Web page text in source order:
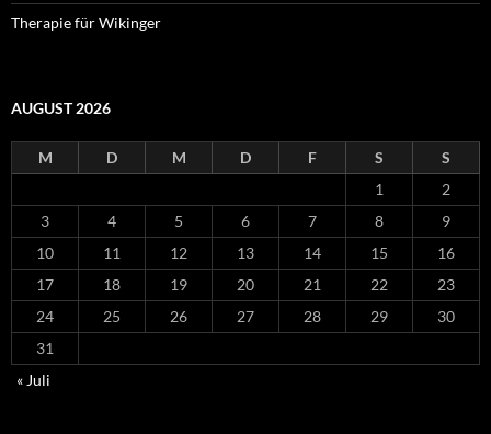
Therapie für Wikinger
AUGUST 2026
M D M D F S
S
1
2
3
4 5 6 7 8
9
10
11 12 13 14 15
16
17
18 19 20 21 22
23
24
25 26 27 28 29
30
31
« Juli